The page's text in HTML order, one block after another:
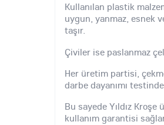
Kullanılan plastik
uygun, yanmaz, esnek
taşır.
Çiviler ise paslanmaz
Her üretim partisi,
darbe dayanımı
Bu sayede Yıldız
kullanım garantisi